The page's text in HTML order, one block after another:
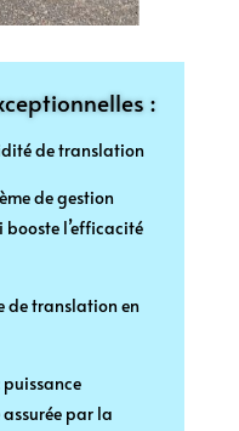
:
de translation
de gestion
l’efficacité
de translation en
puissance
par la